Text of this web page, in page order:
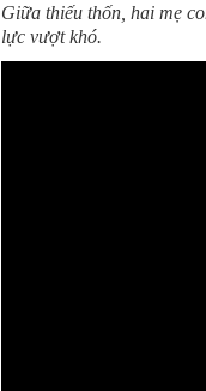
Giữa thiếu thốn, hai mẹ
lực vượt khó.